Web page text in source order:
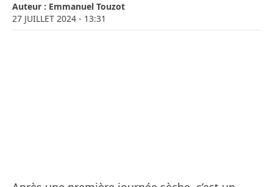
Auteur : Emmanuel Touzot
27 JUILLET 2024 - 13:31